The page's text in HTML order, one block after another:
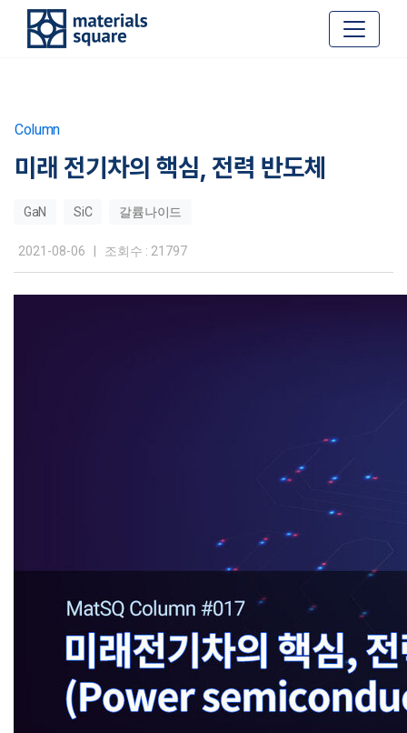
Column
미래 전기차의 핵심, 전력 반도체
GaN SiC 갈륨나이드
2021-08-06 | 조회수 : 21797